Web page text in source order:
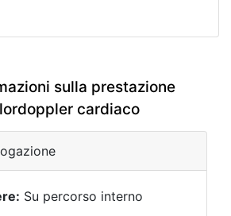
sulla prestazione
cardiaco
Su percorso interno